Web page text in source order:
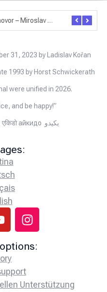
31, 2023 by Ladislav Kořan
1993 by Horst Schwickerath
were unified in 2026.
and be happy!”
합기도 Aikido 合氣道 एकिडो айкидо يكيدو
Unterstützung